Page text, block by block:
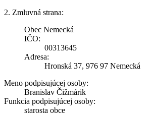
2. Zmluvná strana:
Obec Nemecká
IČO:
00313645
Adresa:
Hronská 37, 976 97 Nemecká
Meno podpisujúcej osoby:
Branislav Čižmárik
Funkcia podpisujúcej osoby:
starosta obce